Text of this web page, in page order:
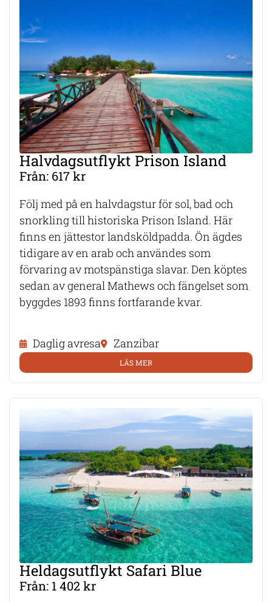
Halvdagsutflykt Prison Island
Från: 617 kr
Följ med på en halvdagstur för sol, bad och
snorkling till historiska Prison Island. Här
finns en jättestor landsköldpadda. Ön ägdes
tidigare av en arab och användes som
förvaring av motspänstiga slavar. Den köptes
sedan av general Mathews och fängelset som
byggdes 1893 finns fortfarande kvar.
Daglig avresa Zanzibar
LÄS MER
Heldagsutflykt Safari Blue
Från: 1 402 kr